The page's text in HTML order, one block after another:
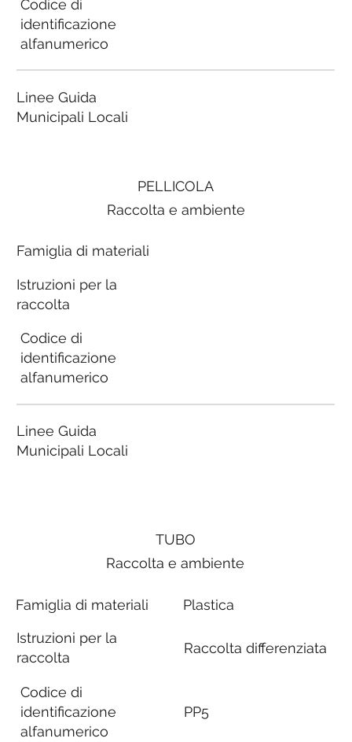
PELLICOLA
Raccolta e ambiente
Famiglia di materiali
Istruzioni per la
raccolta
Codice di
identificazione
alfanumerico
Linee Guida
Municipali Locali
Codice di
identificazione
alfanumerico
Linee Guida
Municipali Locali
TUBO
Raccolta e ambiente
Famiglia di materiali
Istruzioni per la
raccolta
Codice di
identificazione
alfanumerico
Plastica
Raccolta differenziata
PP5